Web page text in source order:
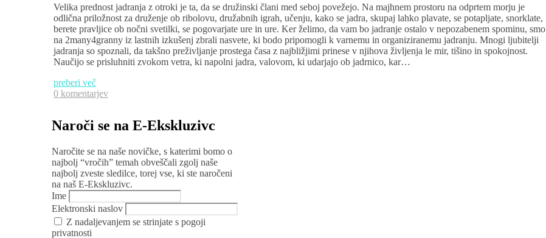
Velika prednost jadranja z otroki je ta, da se družinski člani med seboj povežejo. Na majhnem prostoru na odprtem morju je
odlična priložnost za druženje ob ribolovu, družabnih igrah, učenju, kako se jadra, skupaj lahko plavate, se potapljate, snorklate,
berete pravljice ob nočni svetilki, se pogovarjate ure in ure. Ker želimo, da vam bo jadranje ostalo v nepozabenem spominu, smo
na 2many4granny iz lastnih izkušenj zbrali nasvete, ki bodo pripomogli k varnemu in organiziranemu jadranju. Mnogi ljubitelji
jadranja so spoznali, da takšno preživljanje prostega časa z najbližjimi prinese v njihova življenja le mir, tišino in spokojnost.
Naučijo se prisluhniti zvokom vetra, ki napolni jadra, valovom, ki udarjajo ob jadrnico, kar…
preberi več
0 komentarjev
Naroči se na E-Ekskluzivc
Naročite se na naše novičke, s katerimi bomo o
najbolj “vročih” temah obveščali zgolj naše
najbolj zveste sledilce, torej vse, ki ste naročeni
na naš E-Ekskluzivc.
Ime
Elektronski naslov
Z nadaljevanjem se strinjate s pogoji
privatnosti